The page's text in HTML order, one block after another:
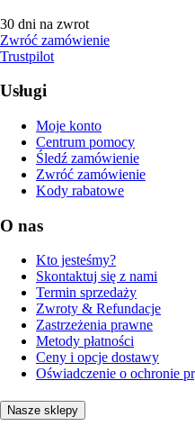
30 dni na zwrot
Zwróć zamówienie
Trustpilot
Usługi
Moje konto
Centrum pomocy
Śledź zamówienie
Zwróć zamówienie
Kody rabatowe
O nas
Kto jesteśmy?
Skontaktuj się z nami
Termin sprzedaży
Zwroty & Refundacje
Zastrzeżenia prawne
Metody płatności
Ceny i opcje dostawy
Oświadczenie o ochronie
Nasze sklepy